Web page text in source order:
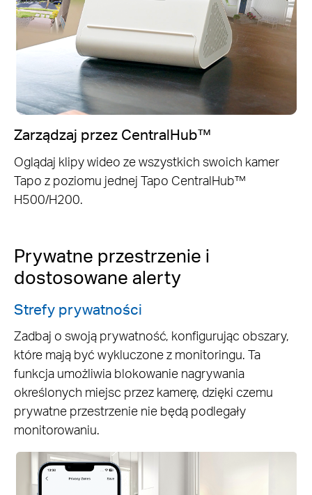
Zarządzaj przez CentralHub™
Oglądaj klipy wideo ze wszystkich swoich kamer
Tapo z poziomu jednej Tapo CentralHub™
H500/H200.
Prywatne przestrzenie i
dostosowane alerty
Strefy prywatności
Zadbaj o swoją prywatność, konfigurując obszary,
które mają być wykluczone z monitoringu. Ta
funkcja umożliwia blokowanie nagrywania
określonych miejsc przez kamerę, dzięki czemu
prywatne przestrzenie nie będą podlegały
monitorowaniu.